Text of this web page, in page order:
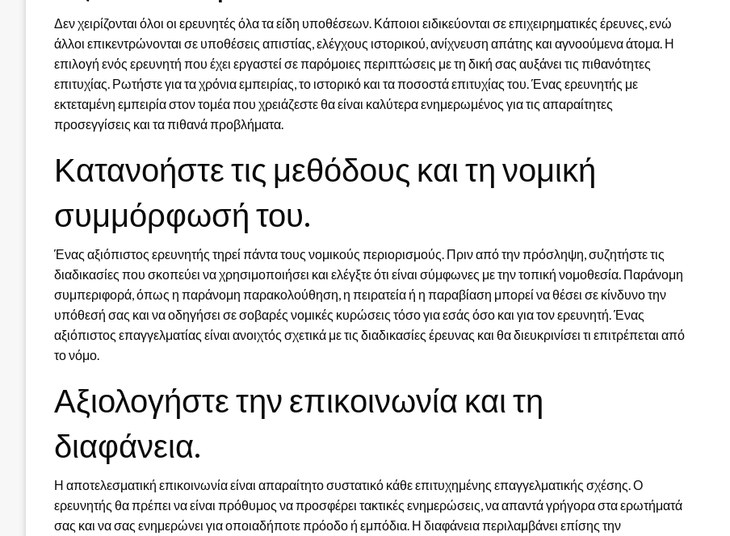
Δεν χειρίζονται όλοι οι ερευνητές όλα τα είδη υποθέσεων. Κάποιοι ειδικεύονται σε επιχειρηματικές έρευνες, ενώ
άλλοι επικεντρώνονται σε υποθέσεις απιστίας, ελέγχους ιστορικού, ανίχνευση απάτης και αγνοούμενα άτομα. Η
επιλογή ενός ερευνητή που έχει εργαστεί σε παρόμοιες περιπτώσεις με τη δική σας αυξάνει τις πιθανότητες
επιτυχίας. Ρωτήστε για τα χρόνια εμπειρίας, το ιστορικό και τα ποσοστά επιτυχίας του. Ένας ερευνητής με
εκτεταμένη εμπειρία στον τομέα που χρειάζεστε θα είναι καλύτερα ενημερωμένος για τις απαραίτητες
προσεγγίσεις και τα πιθανά προβλήματα.
Κατανοήστε τις μεθόδους και τη νομική
συμμόρφωσή του.
Ένας αξιόπιστος ερευνητής τηρεί πάντα τους νομικούς περιορισμούς. Πριν από την πρόσληψη, συζητήστε τις
διαδικασίες που σκοπεύει να χρησιμοποιήσει και ελέγξτε ότι είναι σύμφωνες με την τοπική νομοθεσία. Παράνομη
συμπεριφορά, όπως η παράνομη παρακολούθηση, η πειρατεία ή η παραβίαση μπορεί να θέσει σε κίνδυνο την
υπόθεσή σας και να οδηγήσει σε σοβαρές νομικές κυρώσεις τόσο για εσάς όσο και για τον ερευνητή. Ένας
αξιόπιστος επαγγελματίας είναι ανοιχτός σχετικά με τις διαδικασίες έρευνας και θα διευκρινίσει τι επιτρέπεται από
το νόμο.
Αξιολογήστε την επικοινωνία και τη
διαφάνεια.
Η αποτελεσματική επικοινωνία είναι απαραίτητο συστατικό κάθε επιτυχημένης επαγγελματικής σχέσης. Ο
ερευνητής θα πρέπει να είναι πρόθυμος να προσφέρει τακτικές ενημερώσεις, να απαντά γρήγορα στα ερωτήματά
σας και να σας ενημερώνει για οποιαδήποτε πρόοδο ή εμπόδια. Η διαφάνεια περιλαμβάνει επίσης την